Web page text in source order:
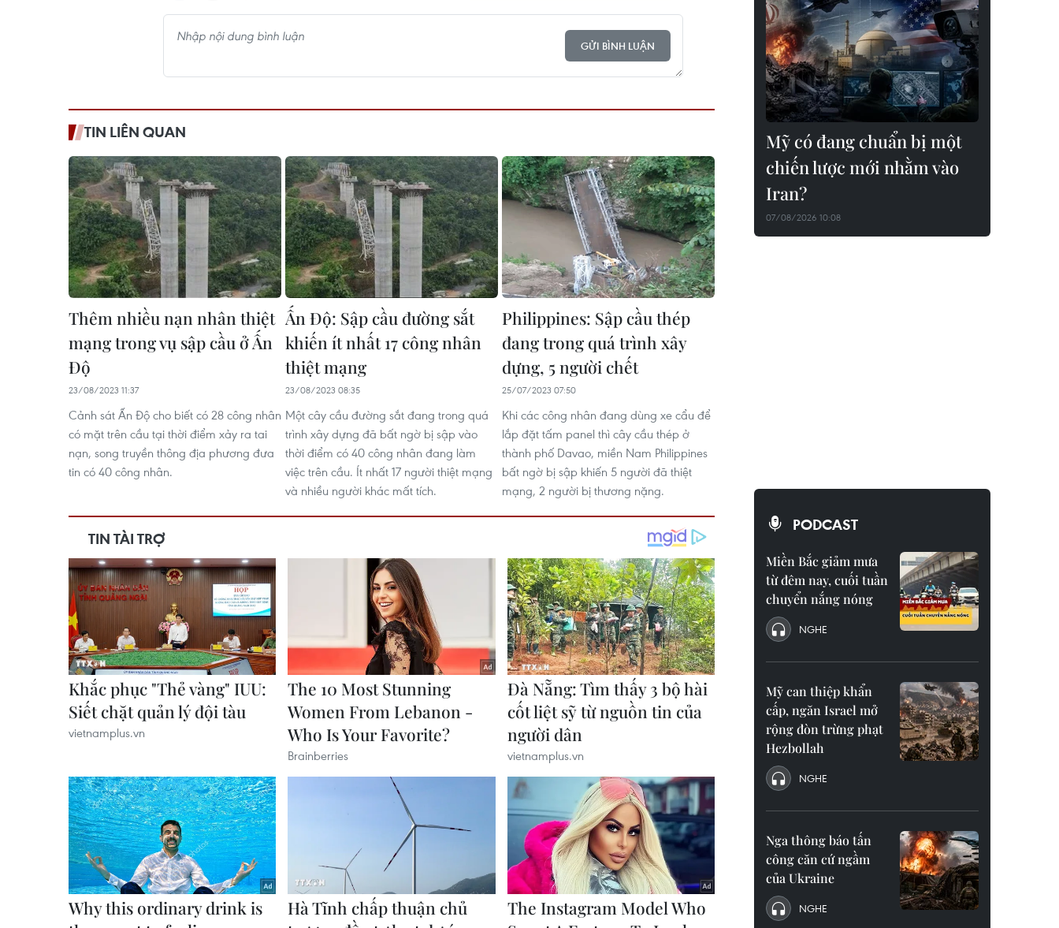
GỬI BÌNH LUẬN
TIN LIÊN QUAN
Thêm nhiều nạn nhân thiệt
mạng trong vụ sập cầu ở Ấn
Độ
23/08/2023 11:37
Cảnh sát Ấn Độ cho biết có 28 công nhân
có mặt trên cầu tại thời điểm xảy ra tai
nạn, song truyền thông địa phương đưa
tin có 40 công nhân.
Ấn Độ: Sập cầu đường sắt
khiến ít nhất 17 công nhân
thiệt mạng
23/08/2023 08:35
Một cây cầu đường sắt đang trong quá
trình xây dựng đã bất ngờ bị sập vào
thời điểm có 40 công nhân đang làm
việc trên cầu. Ít nhất 17 người thiệt mạng
và nhiều người khác mất tích.
Philippines: Sập cầu thép
đang trong quá trình xây
dựng, 5 người chết
25/07/2023 07:50
Khi các công nhân đang dùng xe cẩu để
lắp đặt tấm panel thì cây cầu thép ở
thành phố Davao, miền Nam Philippines
bất ngờ bị sập khiến 5 người đã thiệt
mạng, 2 người bị thương nặng.
Mỹ có đang chuẩn bị một
chiến lược mới nhằm vào
Iran?
07/08/2026 10:08
PODCAST
Miền Bắc giảm mưa
từ đêm nay, cuối tuần
chuyển nắng nóng
NGHE
Mỹ can thiệp khẩn
cấp, ngăn Israel mở
rộng đòn trừng phạt
Hezbollah
NGHE
Nga thông báo tấn
công căn cứ ngầm
của Ukraine
NGHE